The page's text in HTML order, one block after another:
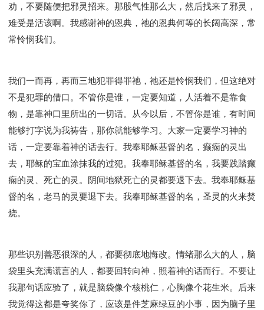
劝，不要随便把邪灵招来。那股气性那么大，然后找来了邪灵，
难受是活该啊。我感谢神的恩典，祂的恩典何等的长阔高深，常
常怜悯我们。
我们一而再，再而三地犯罪得罪祂，祂还是怜悯我们，但这绝对
不是犯罪的借口。不管你是谁，一定要知道，人活着不是靠食
物，是靠神口里所出的一切话。从今以后，不管你是谁，有时间
能够打字说为我祷告，那你就能够学习。大家一定要学习神的
话，一定要靠着神的话去行。我奉耶稣基督的名，癫痫的灵出
去，耶稣的宝血涂抹我的过犯。我奉耶稣基督的名，我要践踏癫
痫的灵、死亡的灵。阴间地狱死亡的灵都要退下去。我奉耶稣基
督的名，老马的灵要退下去。我奉耶稣基督的名，圣灵的火来焚
烧。
那些识别善恶很深的人，都要彻底地悔改。情绪那么大的人，脑
袋里头充满谎言的人，都要回转向神，照着神的话而行。不要让
我那句话应验了，就是脑袋像个核桃仁，心胸像个花生米。后来
我觉得这都是夸奖你了，应该是件芝麻绿豆的小事，因为脑子里